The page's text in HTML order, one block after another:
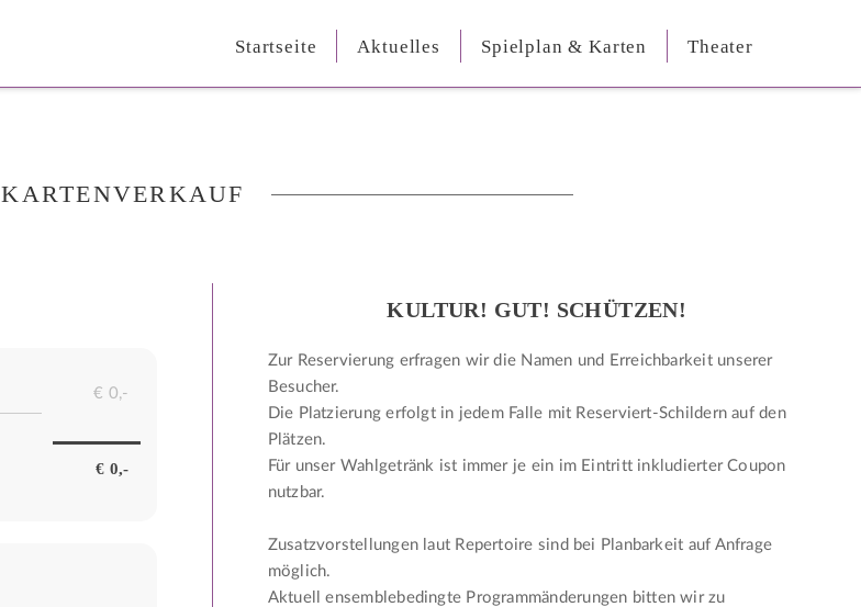
Startseite Aktuelles Spielplan & Karten Theater
KARTENVERKAUF
KULTUR! GUT! SCHÜTZEN!
Zur Reservierung erfragen wir die Namen und Erreichbarkeit unserer
Besucher.
Die Platzierung erfolgt in jedem Falle mit Reserviert-Schildern auf den
Plätzen.
Für unser Wahlgetränk ist immer je ein im Eintritt inkludierter Coupon
nutzbar.
Zusatzvorstellungen laut Repertoire sind bei Planbarkeit auf Anfrage
möglich.
Aktuell ensemblebedingte Programmänderungen bitten wir zu